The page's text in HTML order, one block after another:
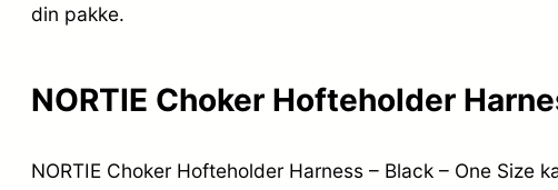
din pakke.
NORTIE Choker Hofteholder
NORTIE Choker Hofteholder Harness – Black – One